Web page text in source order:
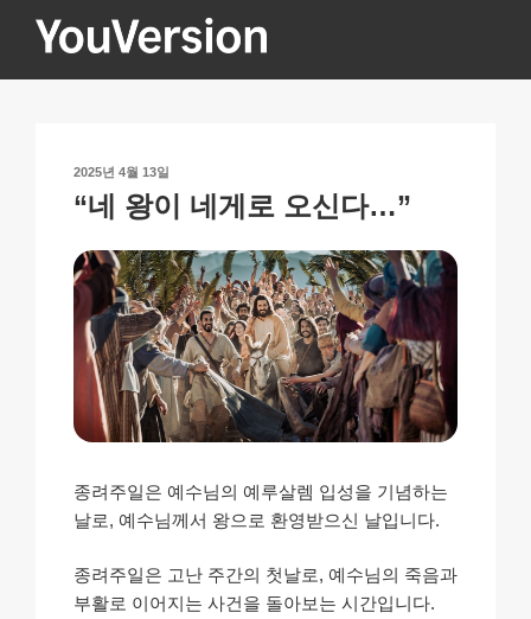
YOUVERSION
작
성
2025년 4월 13일
“네 왕이 네게로 오신다…”
종려주일은 예수님의 예루살렘 입성을 기념하는
날로, 예수님께서 왕으로 환영받으신 날입니다.
종려주일은 고난 주간의 첫날로, 예수님의 죽음과
부활로 이어지는 사건을 돌아보는 시간입니다.